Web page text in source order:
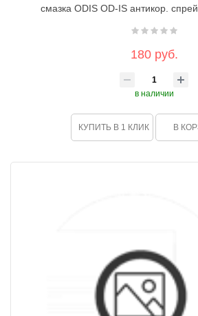
смазка ODIS OD-IS антикор.
180 руб.
в наличии
КУПИТЬ В 1 КЛИК В